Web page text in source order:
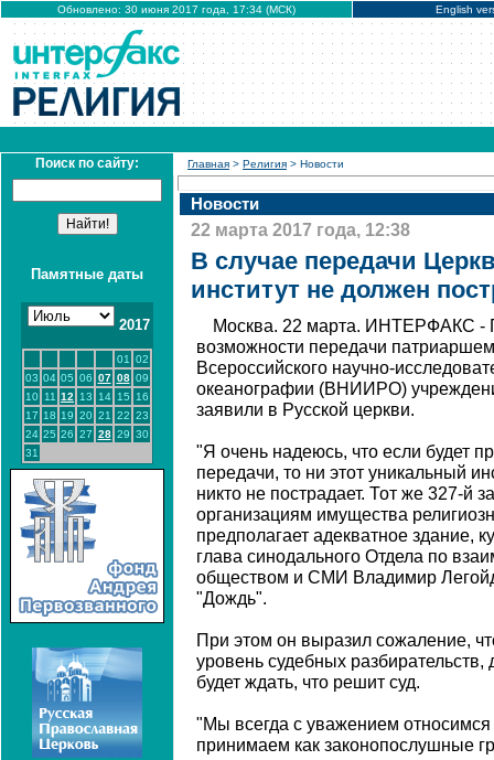
Обновлено: 30 июня 2017 года, 17:34 (МСК) English
Поиск по сайту:
Памятные даты
2017
01
02
03 04 05 06 07 08 09
10
11 12 13 14 15
16
17 18 19 20 21 22 23
24 25 26 27 28 29 30
31
Главная > Религия > Новости
Новости
22 марта 2017 года, 12:38
В случае передачи
институт не должен
Москва. 22 марта. ИНТЕРФАКС -
возможности передачи
Всероссийского научно-
океанографии (ВНИИРО)
заявили в Русской церкви.
"Я очень надеюсь, что если будет
передачи, то ни этот уникальный
никто не пострадает. Тот же 327-й
организациям имущества
предполагает адекватное здание,
глава синодального Отдела по
обществом и СМИ Владимир
"Дождь".
При этом он выразил сожаление,
уровень судебных
будет ждать, что решит суд.
"Мы всегда с уважением
принимаем как законопослушные